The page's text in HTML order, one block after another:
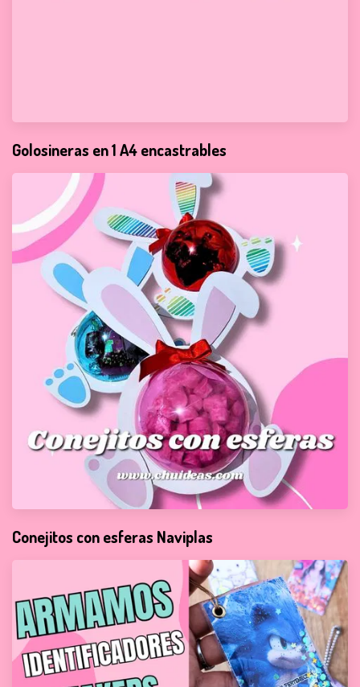
Golosineras en 1 A4 encastrables
Conejitos con esferas Naviplas